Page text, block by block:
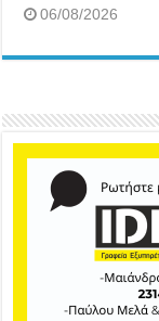
06/08/2026